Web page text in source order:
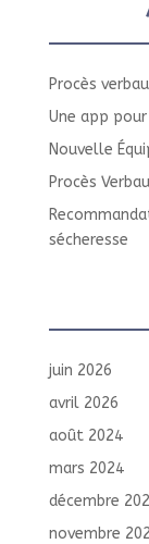
Procès
Une app
Nouvelle
Procès
sécheresse
juin 2026
avril 2026
août 2024
mars 2024
décembre
novembre